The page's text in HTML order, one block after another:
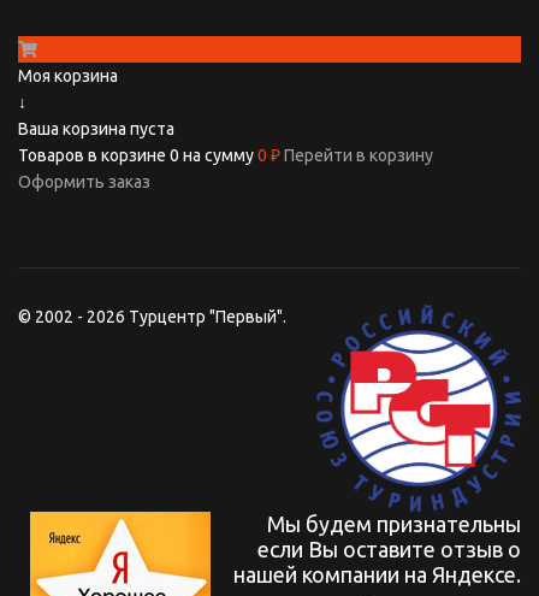
Моя корзина
↓
Ваша корзина пуста
Товаров в корзине 0 на сумму0 ₽Перейти в корзину
Оформить заказ
© 2002 - 2026 Турцентр "Первый".
Мы будем признательны
если Вы оставите отзыв о
нашей компании на Яндексе.